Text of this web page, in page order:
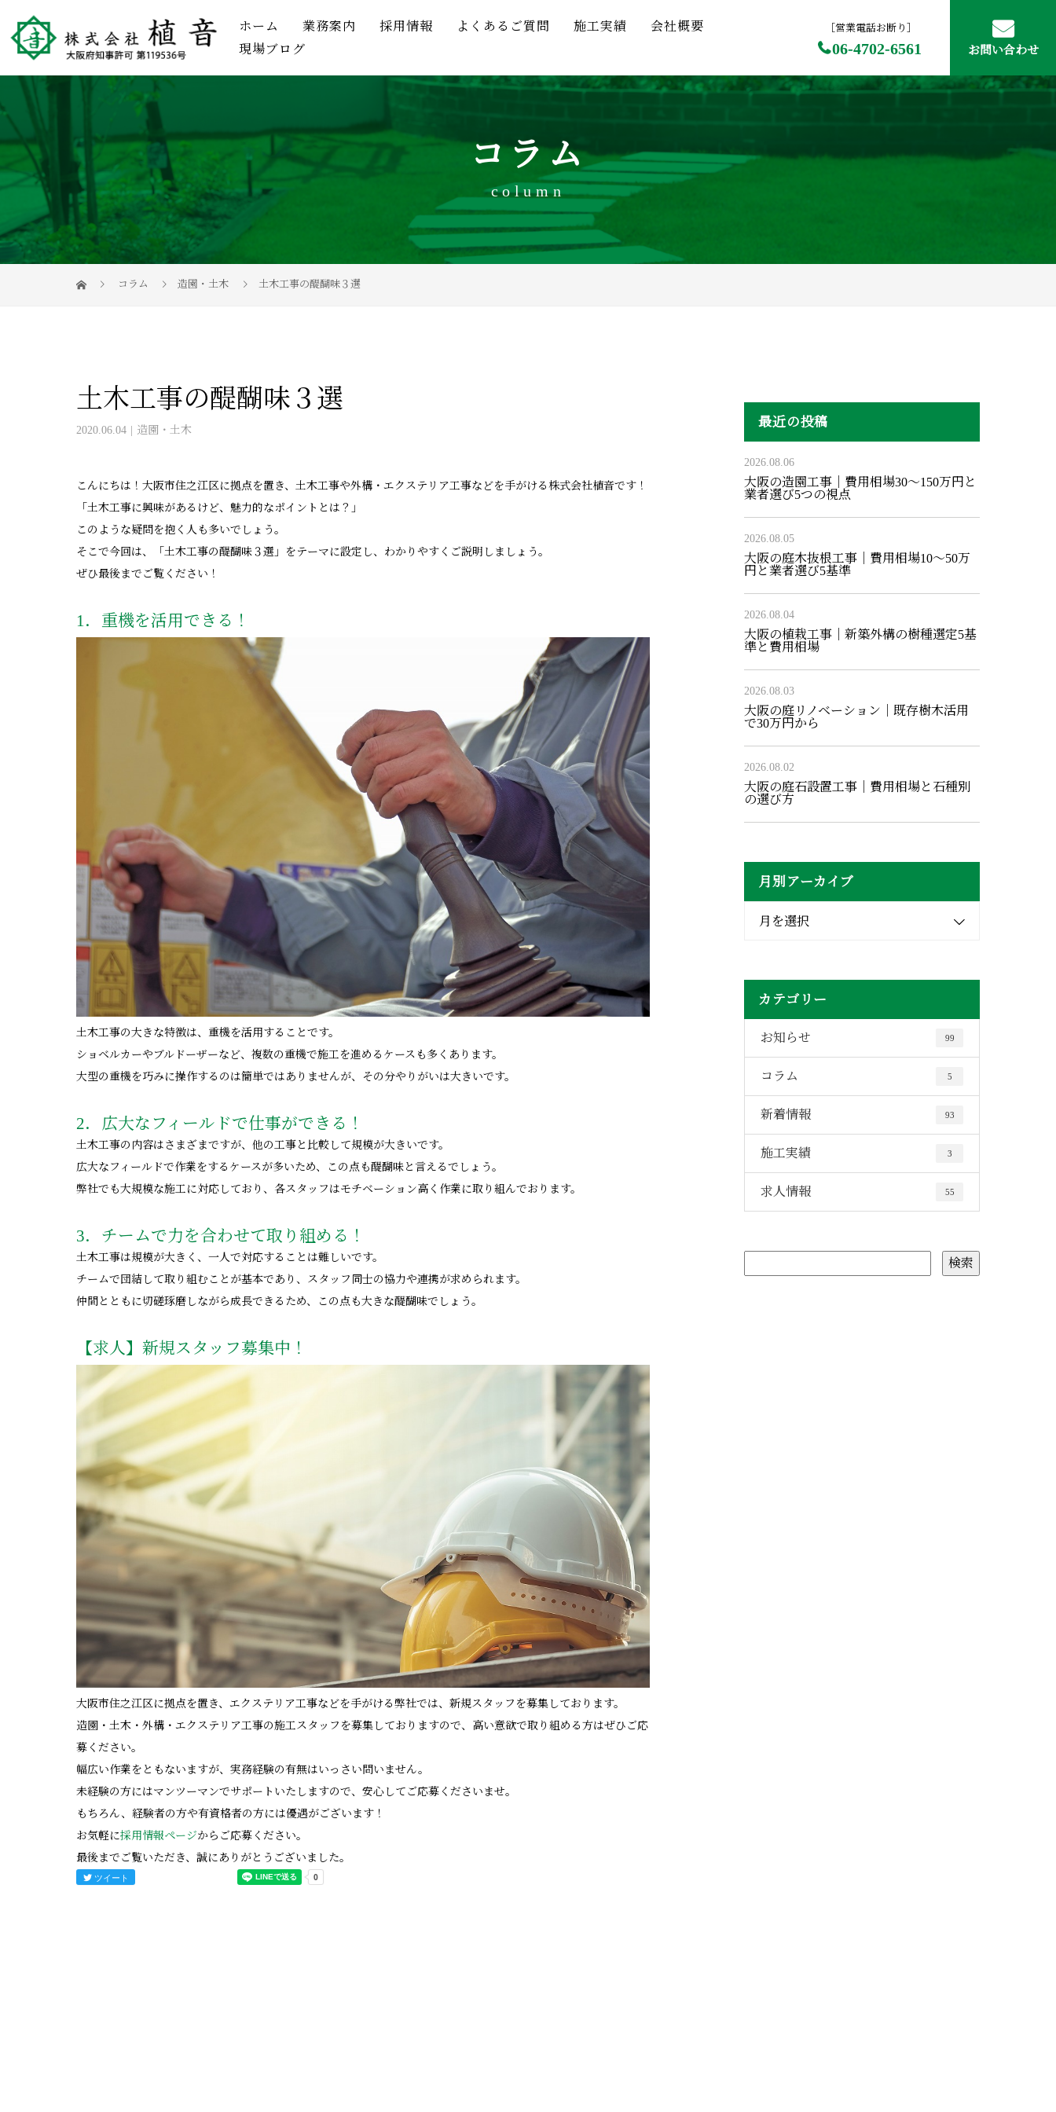
ホーム 業務案内 採用情報 よくあるご質問 施工実績
会社概要
現場ブログ
［営業電話お断り］
06-4702-6561 お問い合わせ
コラム
column
コラム 造園・土木 土木工事の醍醐味３選
土木工事の醍醐味３選
2020.06.04 造園・土木
こんにちは！大阪市住之江区に拠点を置き、土木工事や外構・エクステリア工事などを手がける株式会社植音です！
「土木工事に興味があるけど、魅力的なポイントとは？」
このような疑問を抱く人も多いでしょう。
そこで今回は、「土木工事の醍醐味３選」をテーマに設定し、わかりやすくご説明しましょう。
ぜひ最後までご覧ください！
1．重機を活用できる！
土木工事の大きな特徴は、重機を活用することです。
ショベルカーやブルドーザーなど、複数の重機で施工を進めるケースも多くあります。
大型の重機を巧みに操作するのは簡単ではありませんが、その分やりがいは大きいです。
2．広大なフィールドで仕事ができる！
土木工事の内容はさまざまですが、他の工事と比較して規模が大きいです。
広大なフィールドで作業をするケースが多いため、この点も醍醐味と言えるでしょう。
弊社でも大規模な施工に対応しており、各スタッフはモチベーション高く作業に取り組んでおります。
3．チームで力を合わせて取り組める！
土木工事は規模が大きく、一人で対応することは難しいです。
チームで団結して取り組むことが基本であり、スタッフ同士の協力や連携が求められます。
仲間とともに切磋琢磨しながら成長できるため、この点も大きな醍醐味でしょう。
【求人】新規スタッフ募集中！
大阪市住之江区に拠点を置き、エクステリア工事などを手がける弊社では、新規スタッフを募集しております。
造園・土木・外構・エクステリア工事の施工スタッフを募集しておりますので、高い意欲で取り組める方はぜひご応
募ください。
幅広い作業をともないますが、実務経験の有無はいっさい問いません。
未経験の方にはマンツーマンでサポートいたしますので、安心してご応募くださいませ。
もちろん、経験者の方や有資格者の方には優遇がございます！
お気軽に採用情報ページからご応募ください。
最後までご覧いただき、誠にありがとうございました。
ツイート
最近の投稿
2026.08.06
大阪の造園工事｜費用相場30〜150万円と
業者選び5つの視点
2026.08.05
大阪の庭木抜根工事｜費用相場10〜50万
円と業者選び5基準
2026.08.04
大阪の植栽工事｜新築外構の樹種選定5基
準と費用相場
2026.08.03
大阪の庭リノベーション｜既存樹木活用
で30万円から
2026.08.02
大阪の庭石設置工事｜費用相場と石種別
の選び方
月別アーカイブ
月を選択
カテゴリー
お知らせ 99
コラム 5
新着情報 93
施工実績 3
求人情報 55